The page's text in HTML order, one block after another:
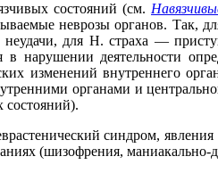
состояний (см.
неврозы органов. Так,
для Н. страха —
деятельности
изменений внутреннего
органами и
состояний).
синдром,
(шизофрения, маниакально-